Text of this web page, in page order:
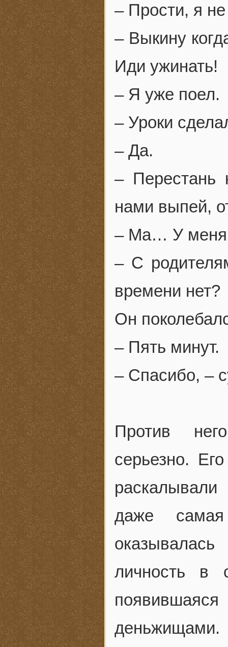
– Прости, я
– Выкину
Иди ужинать!
– Я уже поел.
– Уроки
– Да.
– Перестань
нами выпей,
– Ма… У меня
– С
времени нет?
Он
– Пять минут.
– Спасибо, –
Против
серьезно.
даже
личность в